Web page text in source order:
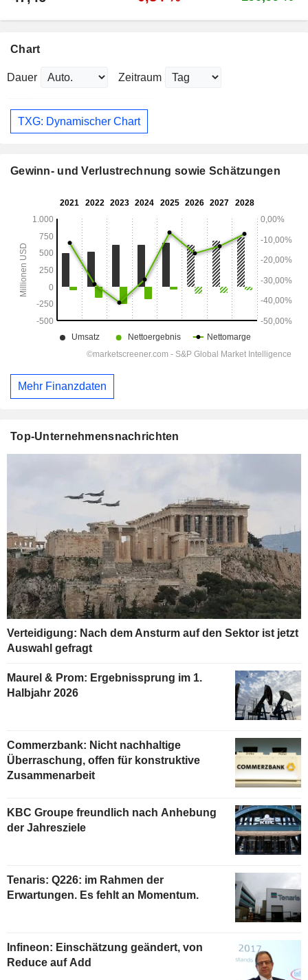
Chart
Dauer Zeitraum
TXG: Dynamischer Chart
Gewinn- und Verlustrechnung sowie Schätzungen
Mehr Finanzdaten
Top-Unternehmensnachrichten
Verteidigung: Nach dem Ansturm auf den Sektor ist jetzt
Auswahl gefragt
Maurel & Prom: Ergebnissprung im 1.
Halbjahr 2026
Commerzbank: Nicht nachhaltige
Überraschung, offen für konstruktive
Zusammenarbeit
KBC Groupe freundlich nach Anhebung
der Jahresziele
Tenaris: Q226: im Rahmen der
Erwartungen. Es fehlt an Momentum.
Infineon: Einschätzung geändert, von
Reduce auf Add